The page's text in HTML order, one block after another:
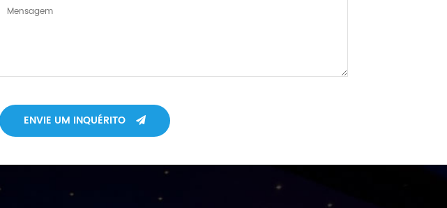
ENVIE UM INQUÉRITO